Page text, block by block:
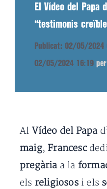
El Vídeo del Papa
“testimonis
Publicat: 02/05/2024
02/05/2024 16:19
Al Vídeo del Papa
maig, Francesc
pregàriaa la
els religiososi els